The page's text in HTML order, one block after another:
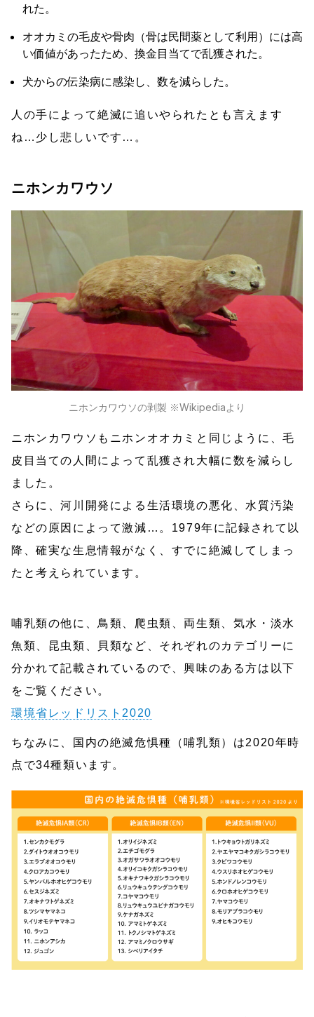
れた。
オオカミの毛皮や骨肉（骨は民間薬として利用）には高
い価値があったため、換金目当てで乱獲された。
犬からの伝染病に感染し、数を減らした。
人の手によって絶滅に追いやられたとも言えます
ね…少し悲しいです…。
ニホンカワウソ
ニホンカワウソの剥製 ※Wikipediaより
ニホンカワウソもニホンオオカミと同じように、毛
皮目当ての人間によって乱獲され大幅に数を減らし
ました。
さらに、河川開発による生活環境の悪化、水質汚染
などの原因によって激減…。1979年に記録されて以
降、確実な生息情報がなく、すでに絶滅してしまっ
たと考えられています。
哺乳類の他に、鳥類、爬虫類、両生類、気水・淡水
魚類、昆虫類、貝類など、それぞれのカテゴリーに
分かれて記載されているので、興味のある方は以下
をご覧ください。
環境省レッドリスト2020
ちなみに、国内の絶滅危惧種（哺乳類）は2020年時
点で34種類います。